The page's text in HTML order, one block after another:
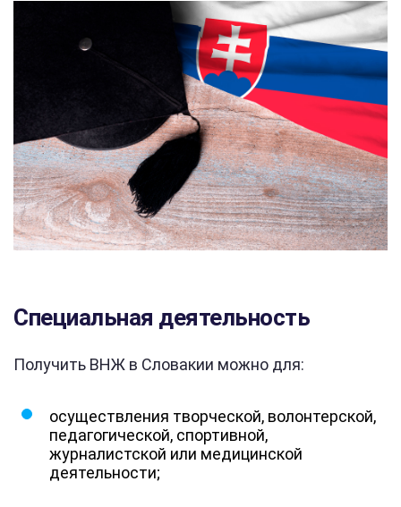
Специальная деятельность
Получить ВНЖ в Словакии можно для:
осуществления творческой, волонтерской,
педагогической, спортивной,
журналистской или медицинской
деятельности;